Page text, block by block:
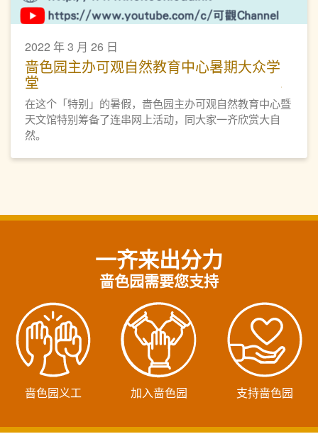
2022 年 3 月 26 日
啬色园主办可观自然教育中心暑期大众学
堂
在这个「特别」的暑假，啬色园主办可观自然教育中心暨
天文馆特别筹备了连串网上活动，同大家一齐欣赏大自
然。
一齐来出分力
啬色园需要您支持
啬色园义工 加入啬色园 支持啬色园